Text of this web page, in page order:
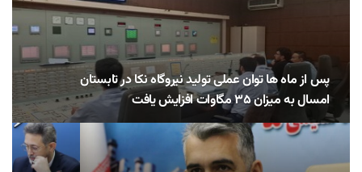
پس از ماه ها توان عملی تولید نیروگاه نکا در تابستان
امسال به میزان ۳۵ مگاوات افزایش یافت